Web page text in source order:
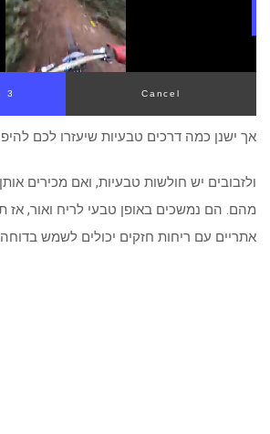
3 Cancel
אך ישנן כמה דרכים טבעיות שיעזרו לכם
ולזבובים יש חולשות טבעיות, ואם מכירים
מהם. הם נמשכים באופן טבעי לריח ואור, אז
אתריים עם ריחות חזקים יכולים לשמש בדוחה